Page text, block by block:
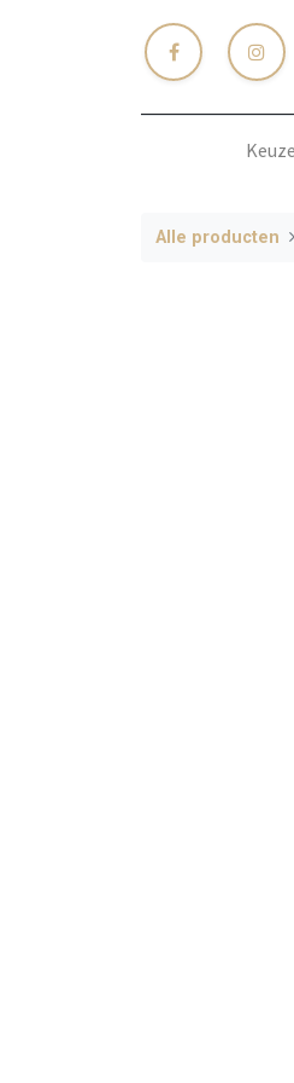
Alle producten